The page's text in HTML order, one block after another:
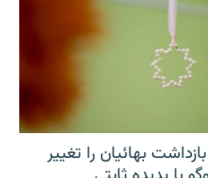
بهائیان را تغییر